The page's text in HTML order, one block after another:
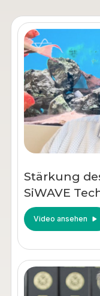
Stärkung
SiWAVE
Video ansehen